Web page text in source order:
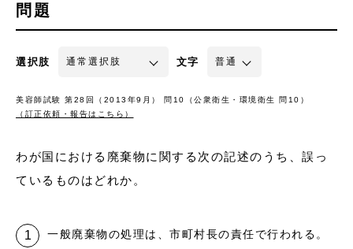
問題
選択肢 文字
美容師試験 第28回（2013年9月） 問10（公衆衛生・環境衛生 問10）
（訂正依頼・報告はこちら）
わが国における廃棄物に関する次の記述のうち、誤っ
ているものはどれか。
一般廃棄物の処理は、市町村長の責任で行われる。